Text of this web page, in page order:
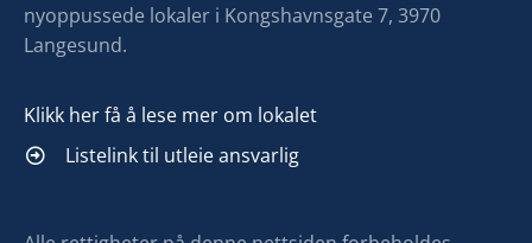
nyoppussede lokaler i Kongshavnsgate 7, 3970
Langesund.
Klikk her få å lese mer om lokalet
Listelink til utleie ansvarlig